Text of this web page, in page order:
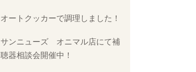
オートクッカーで調理しました！
サンニューズ オニマル店にて補
聴器相談会開催中！